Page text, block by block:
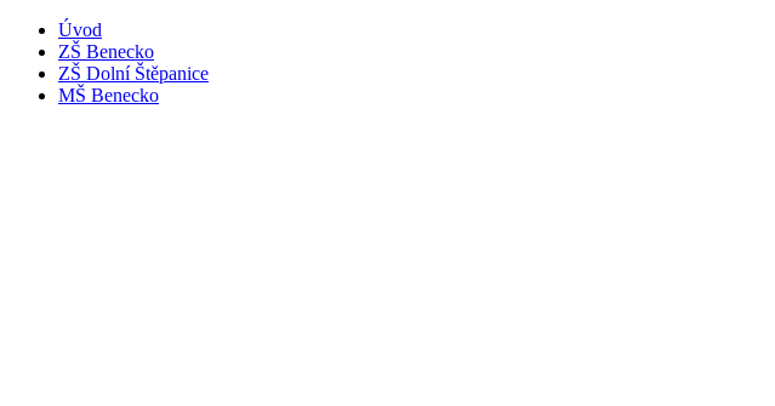
Úvod
ZŠ Benecko
ZŠ Dolní Štěpanice
MŠ Benecko